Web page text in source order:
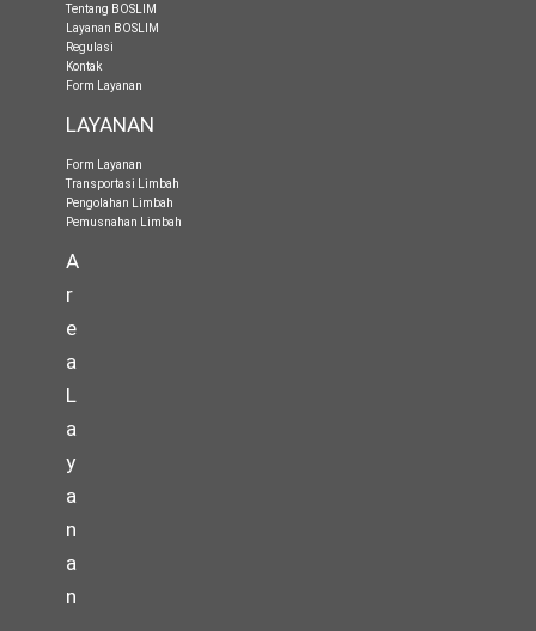
Tentang BOSLIM
Layanan BOSLIM
Regulasi
Kontak
Form Layanan
LAYANAN
Form Layanan
Transportasi Limbah
Pengolahan Limbah
Pemusnahan Limbah
A
r
e
a
L
a
y
a
n
a
n